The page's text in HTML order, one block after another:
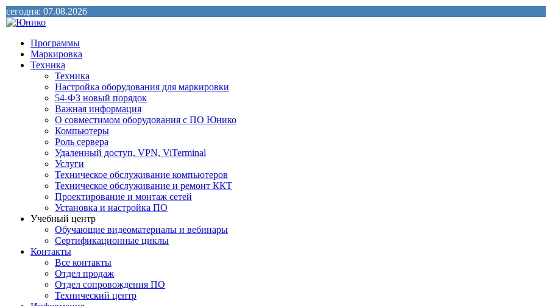
сегодня: 07.08.2026
Программы
Маркировка
Техника
Техника
Настройка оборудования для маркировки
54-ФЗ новый порядок
Важная информация
О совместимом оборудования с ПО Юнико
Компьютеры
Роль сервера
Удаленный доступ, VPN, ViTerminal
Услуги
Техническое обслуживание компьютеров
Техническое обслуживание и ремонт ККТ
Проектирование и монтаж сетей
Установка и настройка ПО
Учебный центр
Обучающие видеоматериалы и вебинары
Сертификационные циклы
Контакты
Все контакты
Отдел продаж
Отдел сопровождения ПО
Технический центр